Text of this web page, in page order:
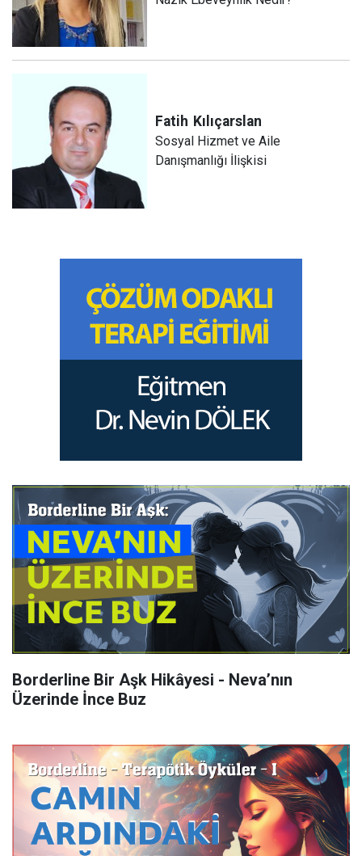
Fatih Kılıçarslan
Sosyal Hizmet ve Aile
Danışmanlığı İlişkisi
Borderline Bir Aşk Hikâyesi - Neva’nın
Üzerinde İnce Buz